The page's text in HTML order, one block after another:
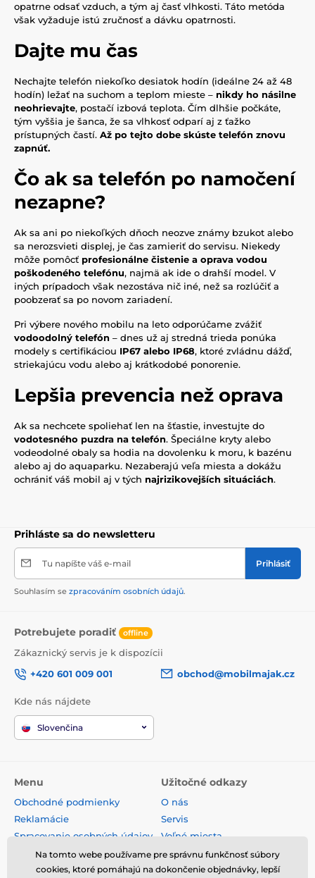
opatrne odsať vzduch, a tým aj časť vlhkosti. Táto metóda
však vyžaduje istú zručnosť a dávku opatrnosti.
Dajte mu čas
Nechajte telefón niekoľko desiatok hodín (ideálne 24 až 48
hodín) ležať na suchom a teplom mieste – nikdy ho násilne
neohrievajte, postačí izbová teplota. Čím dlhšie počkáte,
tým vyššia je šanca, že sa vlhkosť odparí aj z ťažko
prístupných častí. Až po tejto dobe skúste telefón znovu
zapnúť.
Čo ak sa telefón po namočení
nezapne?
Ak sa ani po niekoľkých dňoch neozve známy bzukot alebo
sa nerozsvieti displej, je čas zamieriť do servisu. Niekedy
môže pomôcť profesionálne čistenie a oprava vodou
poškodeného telefónu, najmä ak ide o drahší model. V
iných prípadoch však nezostáva nič iné, než sa rozlúčiť a
poobzerať sa po novom zariadení.
Pri výbere nového mobilu na leto odporúčame zvážiť
vodoodolný telefón – dnes už aj stredná trieda ponúka
modely s certifikáciou IP67 alebo IP68, ktoré zvládnu dážď,
striekajúcu vodu alebo aj krátkodobé ponorenie.
Lepšia prevencia než oprava
Ak sa nechcete spoliehať len na šťastie, investujte do
vodotesného puzdra na telefón. Špeciálne kryty alebo
vodeodolné obaly sa hodia na dovolenku k moru, k bazénu
alebo aj do aquaparku. Nezaberajú veľa miesta a dokážu
ochrániť váš mobil aj v tých najrizikovejších situáciách.
Prihláste sa do newsletteru
Tu napíšte váš e-mail Prihlásiť
Souhlasím se zpracováním osobních údajů.
Potrebujete poradiť offline
Zákaznický servis je k dispozícii
+420 601 009 001
obchod@mobilmajak.cz
Kde nás nájdete
Slovenčina
Menu
Obchodné podmienky
Reklamácie
Spracovanie osobných údajov
Doprava a platba
Odstúpenie od zmluvy
Užitočné odkazy
O nás
Servis
Voľné miesta
Kontakt
Na tomto webe používame pre správnu funkčnosť súbory
cookies, ktoré pomáhajú na dokončenie objednávky, lepší